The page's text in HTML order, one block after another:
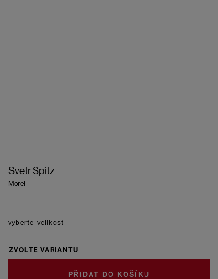
Svetr Spitz
Morel
velikost
ZVOLTE VARIANTU
DO KOŠÍKU